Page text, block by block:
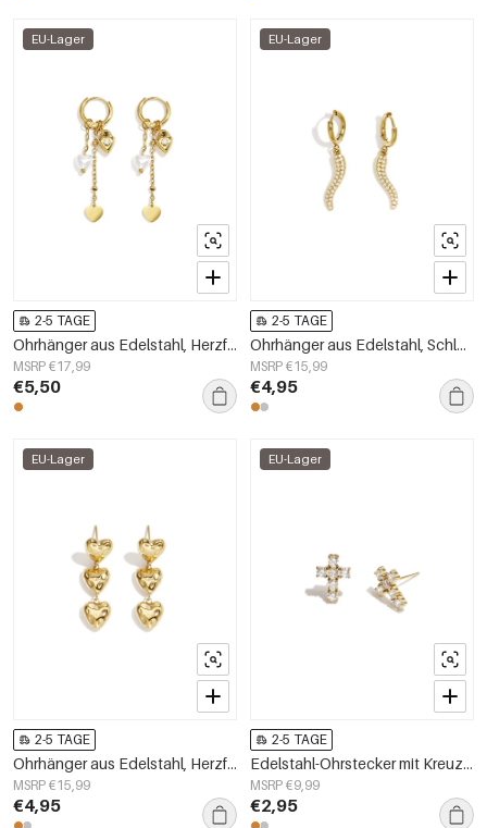
EU-Lager
2-5 TAGE
Ohrhänger aus Edelstahl, Herzform, schlichte Alltags-Serie, Damenschmuck
MSRP €17,99
€5,50
EU-Lager
2-5 TAGE
Ohrhänger aus Edelstahl, Schlangenmotiv, schlichte Alltags-Serie, Damenschmuck
MSRP €15,99
€4,95
EU-Lager
2-5 TAGE
Ohrhänger aus Edelstahl, Herzform, schlichte Alltags-Serie, Damenschmuck
MSRP €15,99
€4,95
EU-Lager
2-5 TAGE
Edelstahl-Ohrstecker mit Kreuzmotiv, schlichte Alltags-Serie, Damenschmuck
MSRP €9,99
€2,95